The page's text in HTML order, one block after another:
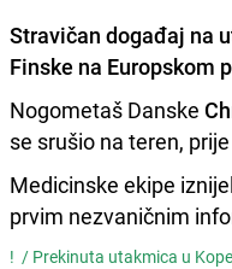
Stravičan događaj na
Finske na Europskom
Nogometaš Danske
se srušio na teren,
Medicinske ekipe
prvim nezvaničnim
! / Prekinuta utakmica u